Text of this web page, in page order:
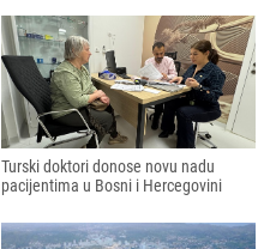
Turski doktori donose novu nadu
pacijentima u Bosni i Hercegovini